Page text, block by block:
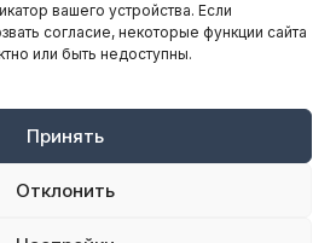
вашего устройства. Если
согласие, некоторые функции сайта
или быть недоступны.
Принять
Отклонить